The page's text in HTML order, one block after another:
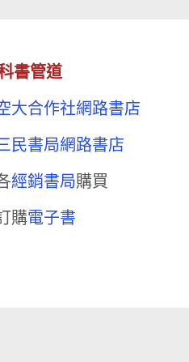
書管道
大合作社網路書店
民書局網路書店
經銷書局購買
購電子書